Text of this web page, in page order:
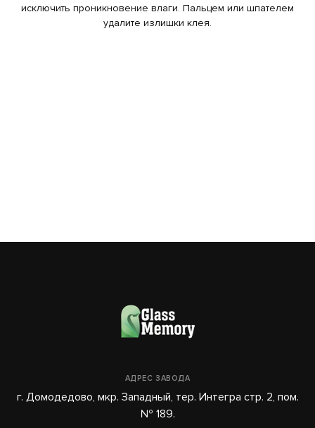
исключить проникновение влаги. Пальцем или шпателем
удалите излишки клея.
АДРЕС ЗАВОДА
г. Домодедово, мкр. Западный, тер. Интегра стр. 2, пом.
№ 189.